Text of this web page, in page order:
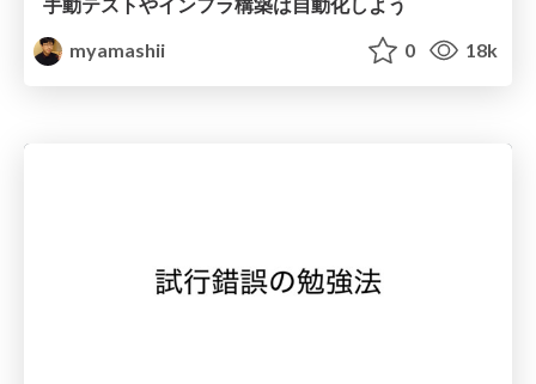
手動テストやインフラ構築は自動化しよう
myamashii
0 18k